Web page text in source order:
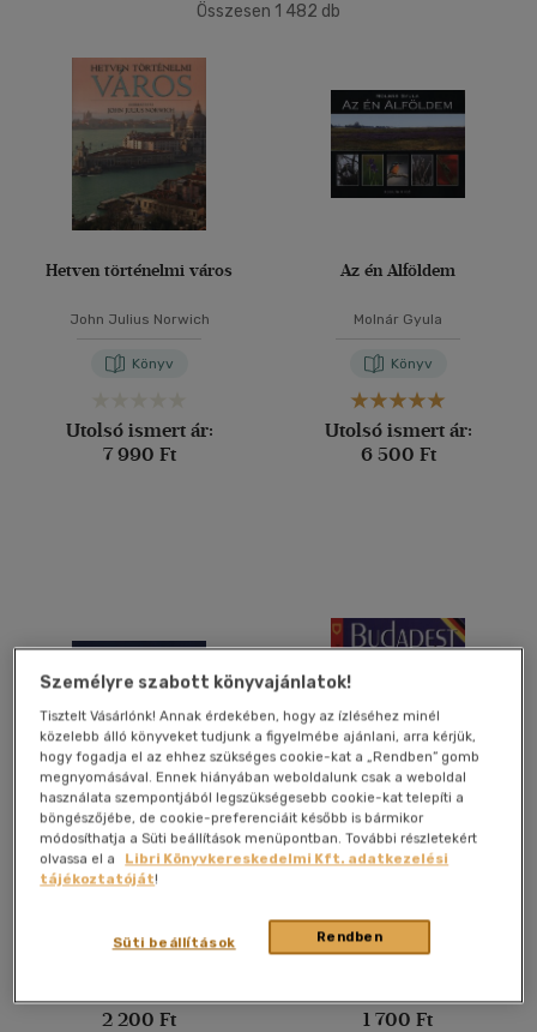
Korosztály szerint
Gyermek (1)
(1)
Ifjúsági(6)
Felnőtt(541)
Magyar(277)
Angol - német - francia-
spanyol - olasz (3)
(1)
Angol-német-olasz-magyar
(6)
Angol-német-spanyol-
francia(1)
több nyelv megjelenítése
Vélemény szerint
Összesen 1 482 db
Hetven történelmi város
John Julius Norwich
Könyv
Utolsó ismert ár:
7 990 Ft
Az én Alföldem
Molnár Gyula
Könyv
Utolsó ismert ár:
6 500 Ft
Szeretettel vár Szeged
Mészáros T. László
Utolsó ismert ár:
2 200 Ft
Budapest - Német nyelvű
Utolsó ismert ár:
1 700 Ft
Személyre szabott könyvajánlatok!
Tisztelt Vásárlónk! Annak érdekében, hogy az ízléséhez minél
közelebb álló könyveket tudjunk a figyelmébe ajánlani, arra kérjük,
hogy fogadja el az ehhez szükséges cookie-kat a „Rendben” gomb
megnyomásával. Ennek hiányában weboldalunk csak a weboldal
használata szempontjából legszükségesebb cookie-kat telepíti a
böngészőjébe, de cookie-preferenciáit később is bármikor
módosíthatja a Süti beállítások menüpontban. További részletekért
olvassa el a
Libri Könyvkereskedelmi Kft. adatkezelési
tájékoztatóját!
Rendben
Süti beállítások